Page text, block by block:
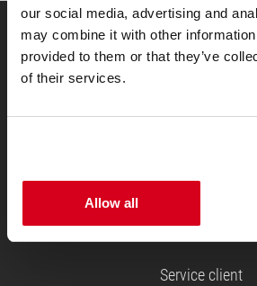
our social media, advertising and
may combine it with other information
provided to them or that they’ve
of their services.
Allow all
Choisissez votre
Généralités
Service client